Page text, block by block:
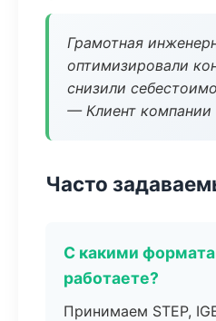
Грамотная
оптимизировали
снизили
— Клиент компании
Часто
С какими
работаете?
Принимаем STEP,